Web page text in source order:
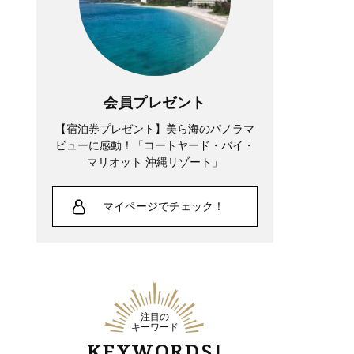
会員プレゼント
【宿泊券プレゼント】美ら海のパノラマ
ビューに感動！「コートヤード・バイ・
マリオット 沖縄リゾート」
マイページでチェック！
注目の
キーワード